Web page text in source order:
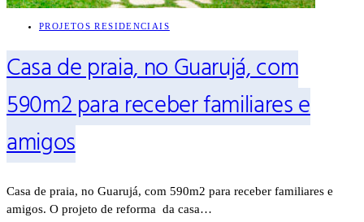
PROJETOS RESIDENCIAIS
Casa de praia, no Guarujá, com
590m2 para receber familiares e
amigos
Casa de praia, no Guarujá, com 590m2 para receber familiares e
amigos. O projeto de reforma da casa…